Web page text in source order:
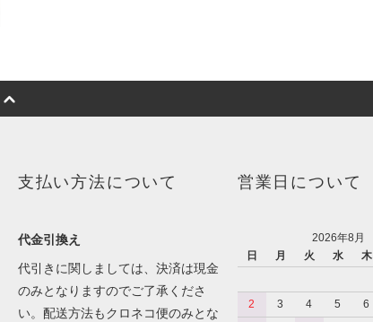
支払い方法について
代金引換え
代引きに関しましては、決済は現金
のみとなりますのでご了承くださ
い。配送方法もクロネコ便のみとな
営業日について
2026年8月
日
月 火 水 木
2
3 4 5 6